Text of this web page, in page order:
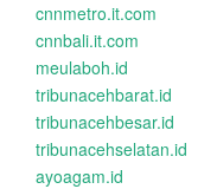
cnnmetro.it.com
cnnbali.it.com
meulaboh.id
tribunacehbarat.id
tribunacehbesar.id
tribunacehselatan.id
ayoagam.id